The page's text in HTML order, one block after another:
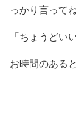
っかり言って
「ちょうどい
お時間のある